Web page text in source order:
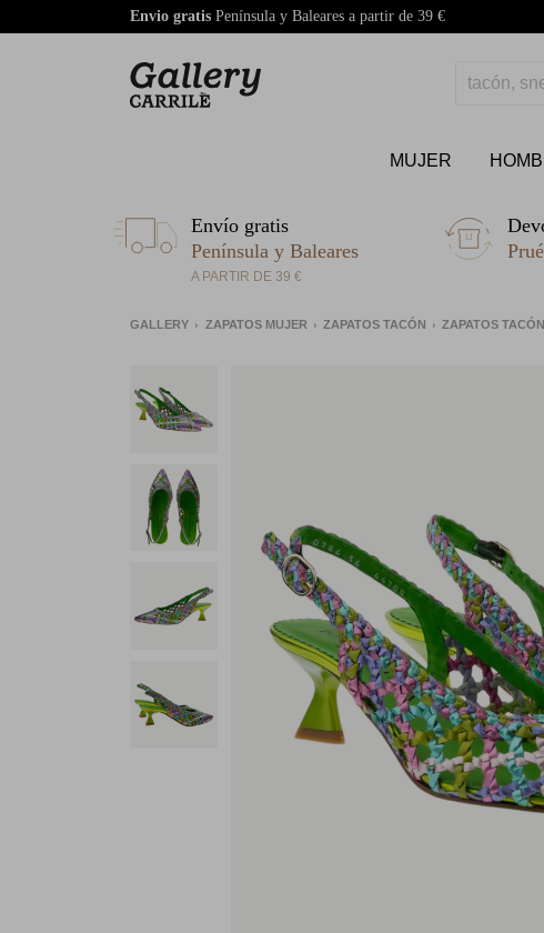
Envio gratis Península y Baleares a partir de 39 €
MUJER
Envío gratis
Península y Baleares
A PARTIR DE 39 €
GALLERY ZAPATOS MUJER ZAPATOS TACÓN ZAPATOS